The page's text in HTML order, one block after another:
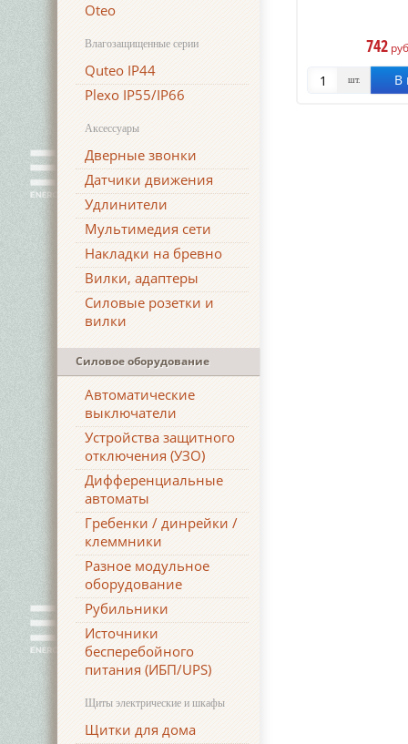
Oteo
Влагозащищенные серии
Quteo IP44
Plexo IP55/IP66
Аксессуары
Дверные звонки
Датчики движения
Удлинители
Мультимедия сети
Накладки на бревно
Вилки, адаптеры
Силовые розетки и
вилки
Силовое оборудование
Автоматические
выключатели
Устройства защитного
отключения (УЗО)
Дифференциальные
автоматы
Гребенки / динрейки /
клеммники
Разное модульное
оборудование
Рубильники
Источники
бесперебойного
питания (ИБП/UPS)
Щиты электрические и шкафы
Щитки для дома
742
шт. В